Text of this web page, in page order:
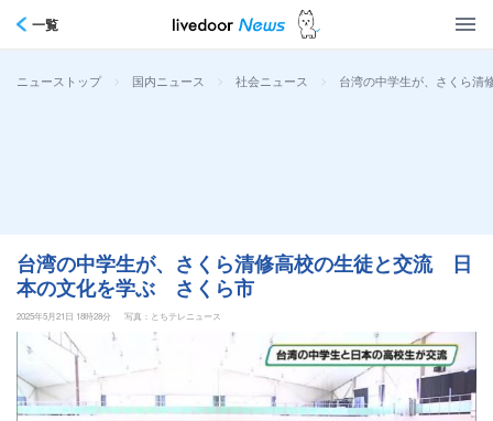
一覧
ニューストップ > 国内ニュース > 社会ニュース > 台湾の中学生が、さくら
台湾の中学生が、さくら清修高校の生徒と交流 日
本の文化を学ぶ さくら市
2025年5月21日 18時28分 写真：とちテレニュース